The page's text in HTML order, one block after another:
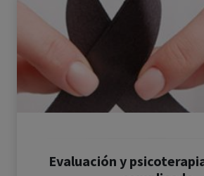
Evaluación y